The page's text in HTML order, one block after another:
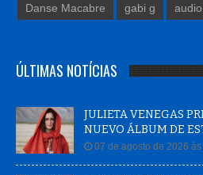
Danse Macabre gabi g audio
ÚLTIMAS NOTÍCIAS
JULIETA VENEGAS
NUEVO ÁLBUM DE
07 de agosto de 2026 às